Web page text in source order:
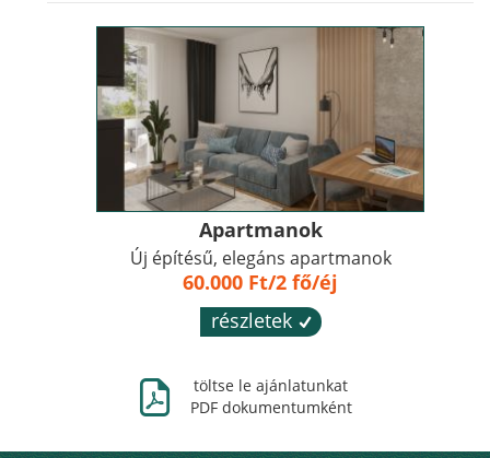
Apartmanok
Új építésű, elegáns apartmanok
60.000 Ft/2 fő/éj
részletek ´
Ж
töltse le ajánlatunkat
PDF dokumentumként